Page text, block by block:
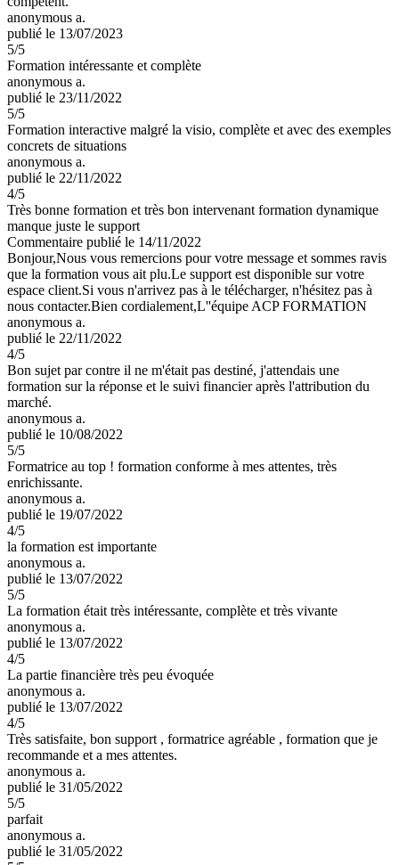
anonymous a.
publié le 13/07/2023
5/5
Formation intéressante et complète
anonymous a.
publié le 23/11/2022
5/5
Formation interactive malgré la visio, complète et avec des exemples
concrets de situations
anonymous a.
publié le 22/11/2022
4/5
Très bonne formation et très bon intervenant formation dynamique
manque juste le support
Commentaire publié le 14/11/2022
Bonjour,Nous vous remercions pour votre message et sommes ravis
que la formation vous ait plu.Le support est disponible sur votre
espace client.Si vous n'arrivez pas à le télécharger, n'hésitez pas à
nous contacter.Bien cordialement,L''équipe ACP FORMATION
anonymous a.
publié le 22/11/2022
4/5
Bon sujet par contre il ne m'était pas destiné, j'attendais une
formation sur la réponse et le suivi financier après l'attribution du
marché.
anonymous a.
publié le 10/08/2022
5/5
Formatrice au top ! formation conforme à mes attentes, très
enrichissante.
anonymous a.
publié le 19/07/2022
4/5
la formation est importante
anonymous a.
publié le 13/07/2022
5/5
La formation était très intéressante, complète et très vivante
anonymous a.
publié le 13/07/2022
4/5
La partie financière très peu évoquée
anonymous a.
publié le 13/07/2022
4/5
Très satisfaite, bon support , formatrice agréable , formation que je
recommande et a mes attentes.
anonymous a.
publié le 31/05/2022
5/5
parfait
anonymous a.
publié le 31/05/2022